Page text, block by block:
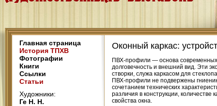
Главная страница
История ТПХВ
Фотографии
Книги
Ссылки
Статьи
Художники:
Ге Н. Н.
Оконный каркас:
ПВХ-профили — основа
долговечность и внешний вид. Эти
створки, служа каркасом для
ПВХ-профили не подвержены
сочетанием технических
различия в конструкции,
свойства окна.